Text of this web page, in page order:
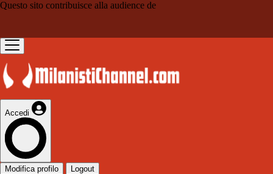
Questo sito contribuisce alla audience de
Accedi
Modifica profilo Logout